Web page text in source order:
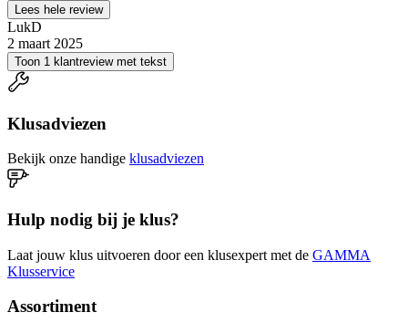
Lees hele review
LukD
2 maart 2025
Toon 1 klantreview met tekst
Klusadviezen
Bekijk onze handige klusadviezen
Hulp nodig bij je klus?
Laat jouw klus uitvoeren door een klusexpert met de GAMMA
Klusservice
Assortiment